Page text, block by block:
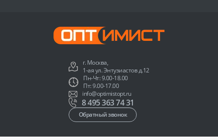
г. Москва,
1-ая ул. Энтузиастов д.12
Пн-Чт: 9.00-18.00
Пт: 9.00-17.00
info@optimistopt.ru
8 495 363 74 31
Обратный звонок